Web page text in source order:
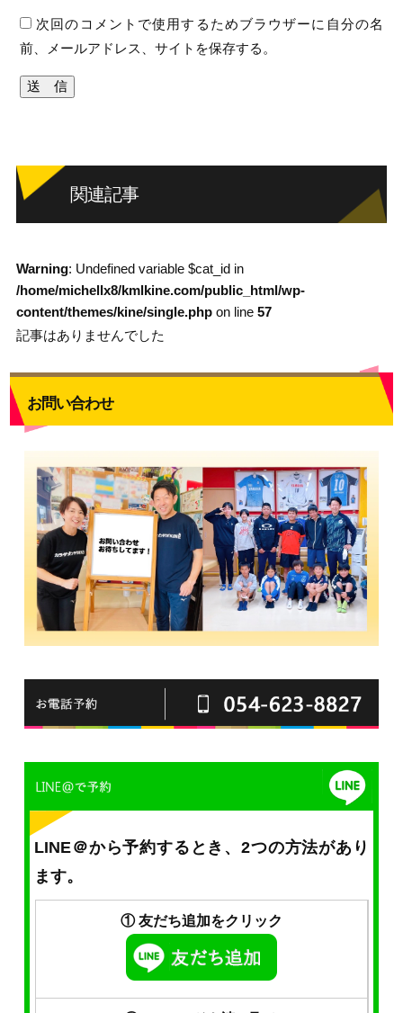
次回のコメントで使用するためブラウザーに自分の名
前、メールアドレス、サイトを保存する。
関連記事
Warning: Undefined variable $cat_id in
/home/michellx8/kmlkine.com/public_html/wp-
content/themes/kine/single.phpon line 57
記事はありませんでした
お問い合わせ
LINE＠から予約するとき、2つの方法があり
ます。
① 友だち追加をクリック